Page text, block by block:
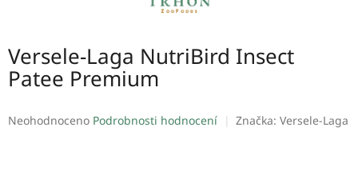
Versele-Laga NutriBird Insect
Patee Premium
Průměrné
Neohodnoceno Podrobnosti hodnocení Značka: Versele-Laga